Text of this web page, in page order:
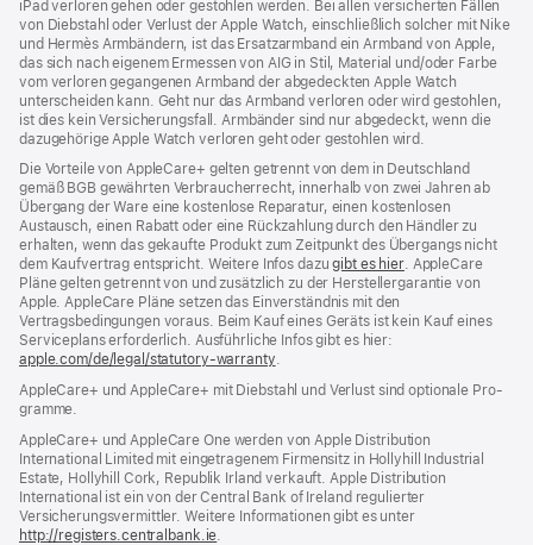
iPad verloren gehen oder gestohlen werden. Bei allen versicherten Fällen
von Diebstahl oder Verlust der Apple Watch, einschließlich solcher mit Nike
und Hermès Armbändern, ist das Ersatzarmband ein Armband von Apple,
das sich nach eigenem Ermessen von AIG in Stil, Material und/oder Farbe
vom verloren gegangenen Armband der abgedeckten Apple Watch
unterscheiden kann. Geht nur das Armband verloren oder wird gestohlen,
ist dies kein Versicherungsfall. Armbänder sind nur abgedeckt, wenn die
dazugehörige Apple Watch verloren geht oder gestohlen wird.
Die Vorteile von AppleCare+ gelten getrennt von dem in Deutschland
gemäß BGB gewährten Verbraucher­recht, inner­halb von zwei Jahren ab
Übergang der Ware eine kosten­lose Reparatur, einen kosten­losen
Austausch, einen Rabatt oder eine Rück­zahlung durch den Händler zu
erhalten, wenn das gekaufte Produkt zum Zeit­punkt des Übergangs nicht
dem Kauf­vertrag ent­spricht. Weitere Infos dazugibt es hier(Öffnet
ein
Fenster)
. AppleCare
Pläne gelten getrennt von und zu­sätz­lich zu der Hersteller­garantie von
Apple. AppleCare Pläne setzen das Einverständnis mit den
Vertragsbedingungen voraus. Beim Kauf eines Geräts ist kein Kauf eines
Serviceplans erfor­der­lich. Ausführliche Infos gibt es hier:
apple.com/de/legal/statutory-warranty(Öffnet
neues
.
AppleCare+ und AppleCare+ mit Dieb­stahl und Verlust sind optionale Pro­
gramme.
AppleCare+ und AppleCare One werden von Apple Distribution
International Limited mit eingetragenem Firmensitz in Hollyhill Industrial
Estate, Hollyhill Cork, Republik Irland verkauft. Apple Distribution
International ist ein von der Central Bank of Ireland regulierter
Versicherungsvermittler. Weitere Informationen gibt es unter
http://registers.centralbank.ie